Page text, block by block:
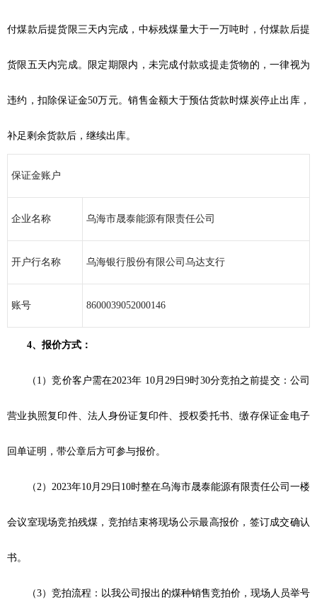
付煤款后提货限三天内完成，中标残煤量大于一万吨时，付煤款后提
货限五天内完成。限定期限内，未完成付款或提走货物的，一律视为
违约，扣除保证金50万元。销售金额大于预估货款时煤炭停止出库，
补足剩余货款后，继续出库。
保证金账户
企业名称 乌海市晟泰能源有限责任公司
开户行名称 乌海银行股份有限公司乌达支行
账号 8600039052000146
4、报价方式：
（1）竞价客户需在2023年 10月29日9时30分竞拍之前提交：公司
营业执照复印件、法人身份证复印件、授权委托书、缴存保证金电子
回单证明，带公章后方可参与报价。
（2）2023年10月29日10时整在乌海市晟泰能源有限责任公司一楼
会议室现场竞拍残煤，竞拍结束将现场公示最高报价，签订成交确认
书。
（3）竞拍流程 ： 以我公司报出的煤种销售竞拍价，现场人员举号